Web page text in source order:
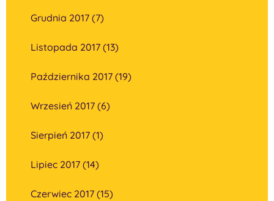
Grudnia 2017 (7)
Listopada 2017 (13)
Października 2017 (19)
Wrzesień 2017 (6)
Sierpień 2017 (1)
Lipiec 2017 (14)
Czerwiec 2017 (15)